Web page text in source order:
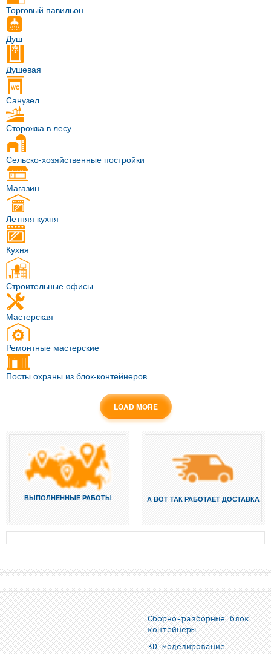
Торговый павильон
Душ
Душевая
Санузел
Сторожка в лесу
Сельско-хозяйственные постройки
Магазин
Летняя кухня
Кухня
Строительные офисы
Мастерская
Ремонтные мастерские
Посты охраны из блок-контейнеров
LOAD MORE
ВЫПОЛНЕННЫЕ РАБОТЫ А ВОТ ТАК РАБОТАЕТ ДОСТАВКА
Сборно-разборные блок
контейнеры
3D моделирование